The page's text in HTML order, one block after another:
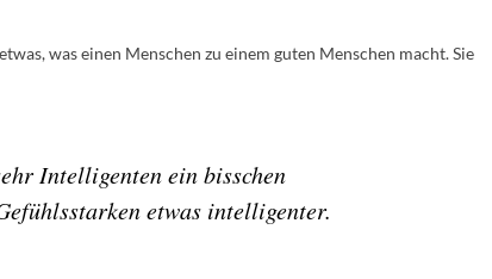
was einen Menschen zu einem guten Menschen macht. Sie
Intelligenten ein bisschen
etwas intelligenter.